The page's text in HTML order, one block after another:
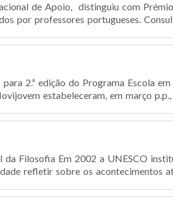
de Apoio, distinguiu com
por professores portugueses.
2.ª edição do Programa Escola
estabeleceram, em março
Filosofia Em 2002 a UNESCO
refletir sobre os acontecimentos